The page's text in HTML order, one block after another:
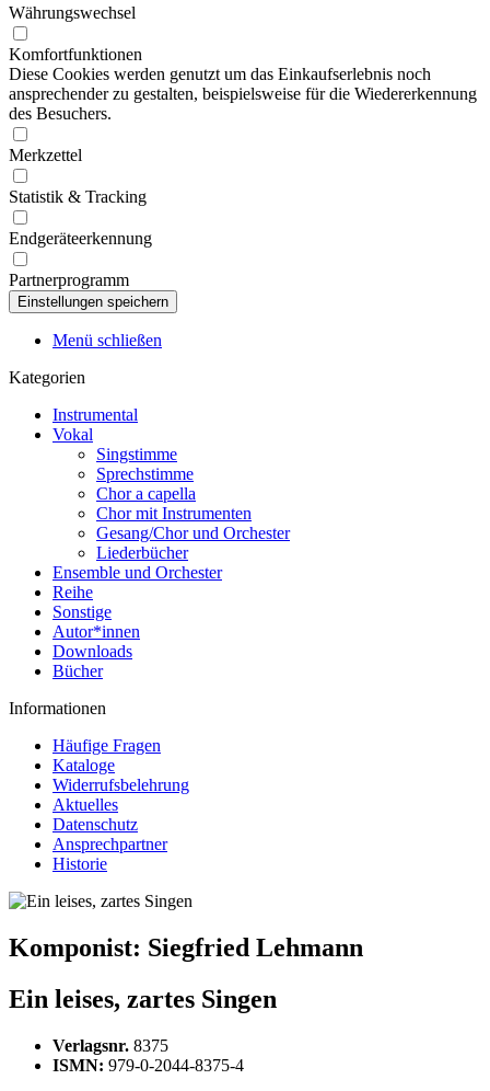
Währungswechsel
Komfortfunktionen
Diese Cookies werden genutzt um das Einkaufserlebnis noch
ansprechender zu gestalten, beispielsweise für die Wiedererkennung
des Besuchers.
Merkzettel
Statistik & Tracking
Endgeräteerkennung
Partnerprogramm
Menü schließen
Kategorien
Instrumental
Vokal
Singstimme
Sprechstimme
Chor a capella
Chor mit Instrumenten
Gesang/Chor und Orchester
Liederbücher
Ensemble und Orchester
Reihe
Sonstige
Autor*innen
Downloads
Bücher
Informationen
Häufige Fragen
Kataloge
Widerrufsbelehrung
Aktuelles
Datenschutz
Ansprechpartner
Historie
Komponist: Siegfried Lehmann
Ein leises, zartes Singen
Verlagsnr. 8375
ISMN: 979-0-2044-8375-4